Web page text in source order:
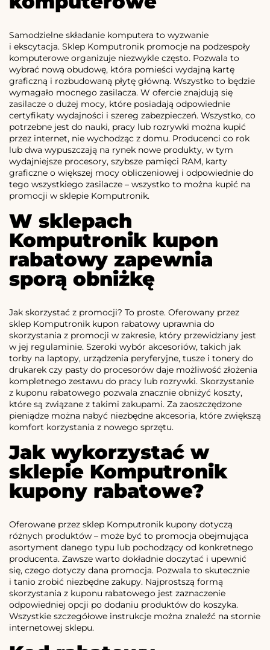
Samodzielne składanie komputera to wyzwanie
i ekscytacja. Sklep Komputronik promocje na podzespoły
komputerowe organizuje niezwykle często. Pozwala to
wybrać nową obudowę, która pomieści wydajną kartę
graficzną i rozbudowaną płytę główną. Wszystko to będzie
wymagało mocnego zasilacza. W ofercie znajdują się
zasilacze o dużej mocy, które posiadają odpowiednie
certyfikaty wydajności i szereg zabezpieczeń. Wszystko, co
potrzebne jest do nauki, pracy lub rozrywki można kupić
przez internet, nie wychodząc z domu. Producenci co rok
lub dwa wypuszczają na rynek nowe produkty, w tym
wydajniejsze procesory, szybsze pamięci RAM, karty
graficzne o większej mocy obliczeniowej i odpowiednie do
tego wszystkiego zasilacze – wszystko to można kupić na
promocji w sklepie Komputronik.
W sklepach
Komputronik kupon
rabatowy zapewnia
sporą obniżkę
Jak skorzystać z promocji? To proste. Oferowany przez
sklep Komputronik kupon rabatowy uprawnia do
skorzystania z promocji w zakresie, który przewidziany jest
w jej regulaminie. Szeroki wybór akcesoriów, takich jak
torby na laptopy, urządzenia peryferyjne, tusze i tonery do
drukarek czy pasty do procesorów daje możliwość złożenia
kompletnego zestawu do pracy lub rozrywki. Skorzystanie
z kuponu rabatowego pozwala znacznie obniżyć koszty,
które są związane z takimi zakupami. Za zaoszczędzone
pieniądze można nabyć niezbędne akcesoria, które zwiększą
komfort korzystania z nowego sprzętu.
Jak wykorzystać w
sklepie Komputronik
kupony rabatowe?
Oferowane przez sklep Komputronik kupony dotyczą
różnych produktów – może być to promocja obejmująca
asortyment danego typu lub pochodzący od konkretnego
producenta. Zawsze warto dokładnie doczytać i upewnić
się, czego dotyczy dana promocja. Pozwala to skutecznie
i tanio zrobić niezbędne zakupy. Najprostszą formą
skorzystania z kuponu rabatowego jest zaznaczenie
odpowiedniej opcji po dodaniu produktów do koszyka.
Wszystkie szczegółowe instrukcje można znaleźć na stornie
internetowej sklepu.